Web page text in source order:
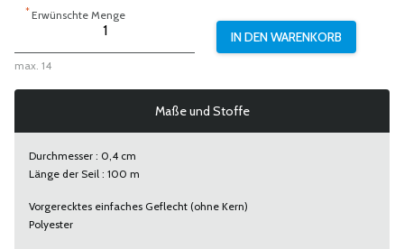
*Erwünschte Menge
max. 14
Maße und Stoffe
Durchmesser : 0,4 cm
Länge der Seil : 100 m
Vorgerecktes einfaches Geflecht (ohne Kern)
Polyester